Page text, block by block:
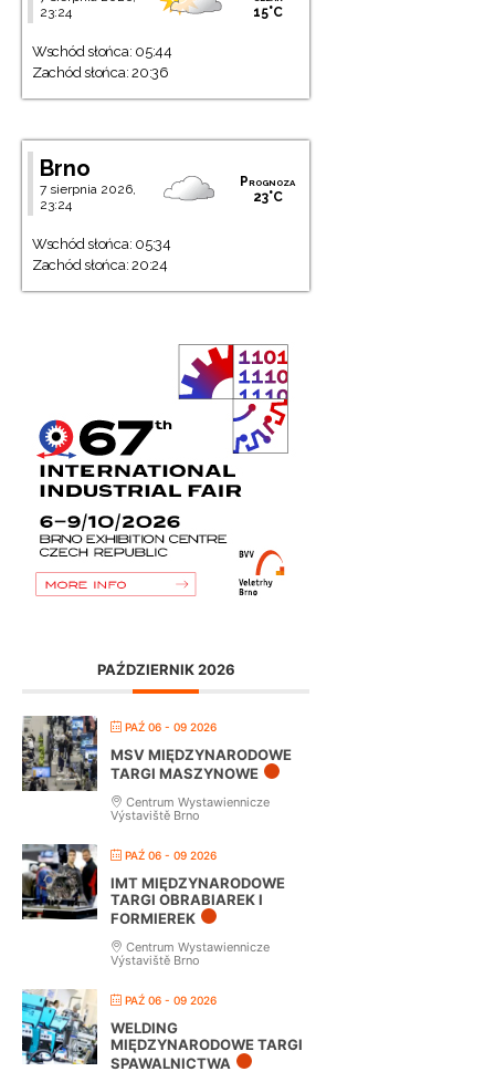
23:24
15°C
Wschód słońca: 05:44
Zachód słońca: 20:36
Brno
7 sierpnia 2026,
23:24
Prognoza
23°C
Wschód słońca: 05:34
Zachód słońca: 20:24
PAŹDZIERNIK 2026
PAŹ 06 - 09 2026
MSV MIĘDZYNARODOWE
TARGI MASZYNOWE
Centrum Wystawiennicze
Výstaviště Brno
PAŹ 06 - 09 2026
IMT MIĘDZYNARODOWE
TARGI OBRABIAREK I
FORMIEREK
Centrum Wystawiennicze
Výstaviště Brno
PAŹ 06 - 09 2026
WELDING
MIĘDZYNARODOWE TARGI
SPAWALNICTWA